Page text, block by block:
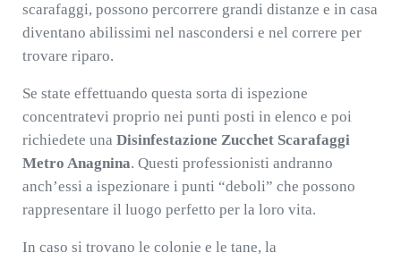
scarafaggi, possono percorrere grandi distanze e in casa
diventano abilissimi nel nascondersi e nel correre per
trovare riparo.
Se state effettuando questa sorta di ispezione
concentratevi proprio nei punti posti in elenco e poi
richiedete una Disinfestazione Zucchet Scarafaggi
Metro Anagnina. Questi professionisti andranno
anch’essi a ispezionare i punti “deboli” che possono
rappresentare il luogo perfetto per la loro vita.
In caso si trovano le colonie e le tane, la